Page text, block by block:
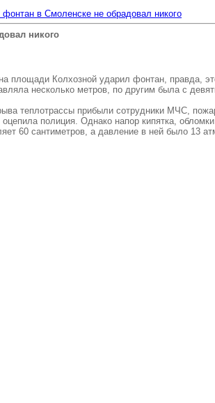
в Смоленске не обрадовал никого
никого
площади Колхозной ударил фонтан, правда,
несколько метров, по другим была с
теплотрассы прибыли сотрудники МЧС,
оцепила полиция. Однако напор кипятка,
60 сантиметров, а давление в ней было 13